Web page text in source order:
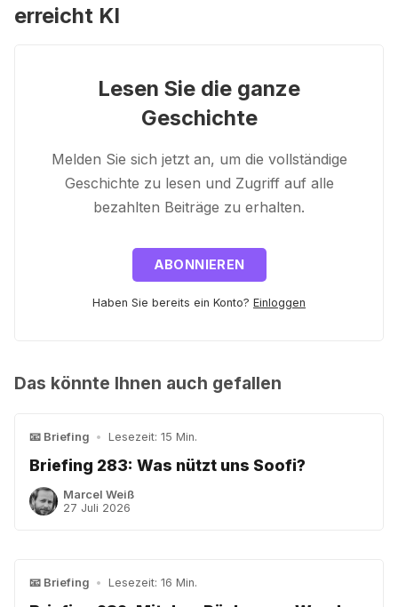
erreicht KI
Lesen Sie die ganze
Geschichte
Melden Sie sich jetzt an, um die vollständige
Geschichte zu lesen und Zugriff auf alle
bezahlten Beiträge zu erhalten.
ABONNIEREN
Haben Sie bereits ein Konto? Einloggen
Das könnte Ihnen auch gefallen
📧 Briefing • Lesezeit: 15 Min.
Briefing 283: Was nützt uns Soofi?
Marcel Weiß
27 Juli 2026
📧 Briefing • Lesezeit: 16 Min.